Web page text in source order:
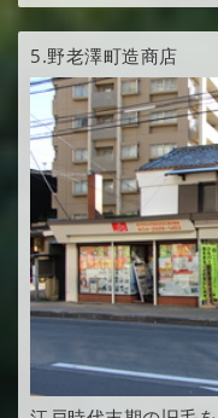
5.野老澤町造商店